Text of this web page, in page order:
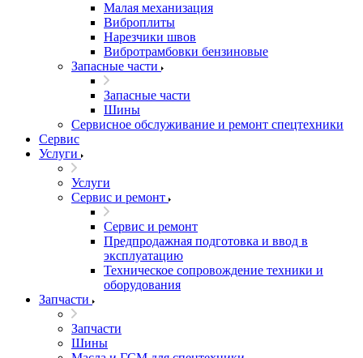
Малая механизация
Виброплиты
Нарезчики швов
Вибротрамбовки бензиновые
Запасные части
Запасные части
Шины
Сервисное обслуживание и ремонт спецтехники
Сервис
Услуги
Услуги
Сервис и ремонт
Сервис и ремонт
Предпродажная подготовка и ввод в
эксплуатацию
Техническое сопровождение техники и
оборудования
Запчасти
Запчасти
Шины